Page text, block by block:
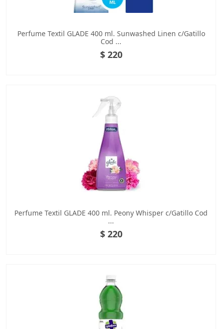
Perfume Textil GLADE 400 ml. Sunwashed Linen c/Gatillo
Cod ...
$ 220
Perfume Textil GLADE 400 ml. Peony Whisper c/Gatillo Cod
...
$ 220